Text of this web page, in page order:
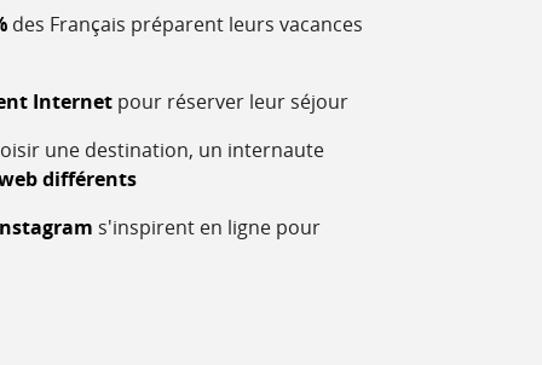
des Français préparent leurs vacances
Internet pour réserver leur séjour
une destination, un internaute
différents
s'inspirent en ligne pour